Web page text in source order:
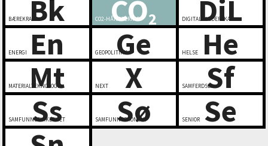
Bk
BÆREKRAFT CO2
CO2-HÅNDTERING DiL
DIGITALT LEDERSKAP
En
ENERGI Ge
GEOPOLITIKK He
HELSE
Mt
MATERIALTEKNOLOGI X
NEXT Sf
SAMFERDSEL
Ss
SAMFUNNSSIKKERHET Sø
SAMFUNNSØKONOMI Se
SENIOR